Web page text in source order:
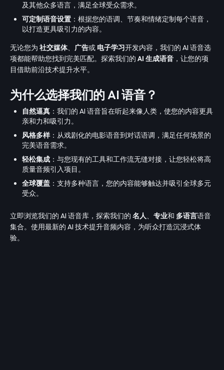
及其他众多语言，满足全球受众需求。
可定制语音设置 ：根据您的语调、节奏和情绪定制每个语音，
以打造更具吸引力的内容。
无论您为 社交媒体、 广告或 电子学习开发内容，我们的 AI 语音选
项都能帮助您找到完美匹配。探索我们的 AI 生成语音 ，让您的项
目借助前沿技术提升水平。
为什么选择我们的 AI 语音？
自然逼真 ：我们的 AI 语音旨在听起来像人类，使您的内容更具
亲和力和吸引力。
风格多样：从戏剧化的电影语音到对话语调，满足任何场景的
完美语音需求。
轻松集成 ：与您现有的工具和工作流无缝对接，让您轻松将高
质量音频引入项目。
全球覆盖 ：支持多种语言，您的内容能够触达并吸引全球多元
受众。
立即浏览我们的 AI 语音库，探索我们的 名人、 专业和 多语言语音
集合。使用最新的 AI 技术提升音频内容，为听众打造沉浸式体
验。